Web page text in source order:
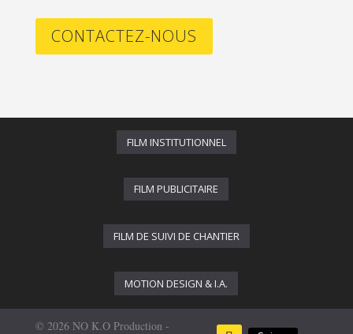
CONTACTEZ-NOUS
FILM INSTITUTIONNEL
FILM PUBLICITAIRE
FILM DE SUIVI DE CHANTIER
MOTION DESIGN & I.A.
© 2026 NO K.O Production -